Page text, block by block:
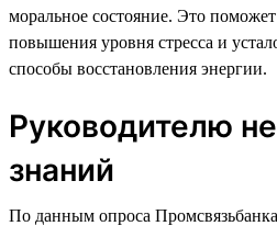
моральное состояние. Это
повышения уровня стресса и
способы восстановления энергии.
Руководителю
знаний
По данным опроса